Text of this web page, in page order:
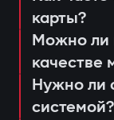
Gazer
ведение
Защита от
или
системы;
модулей;
карты?
Можно ли
качестве
Нужно ли
системой?